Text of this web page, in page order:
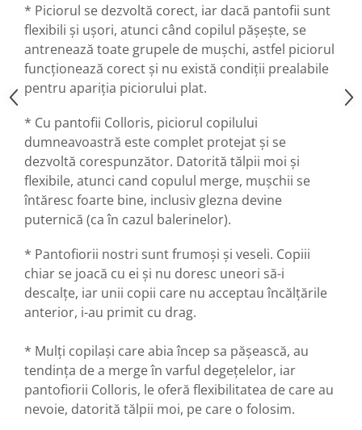
* Piciorul se dezvoltă corect, iar dacă pantofii sunt
flexibili și ușori, atunci când copilul pășește, se
antrenează toate grupele de mușchi, astfel piciorul
funcționează corect și nu există condiții prealabile
pentru apariția piciorului plat.
* Cu pantofii Colloris, piciorul copilului
dumneavoastră este complet protejat și se
dezvoltă corespunzător. Datorită tălpii moi și
flexibile, atunci cand copulul merge, mușchii se
întăresc foarte bine, inclusiv glezna devine
puternică (ca în cazul balerinelor).
* Pantofiorii nostri sunt frumoși și veseli. Copiii
chiar se joacă cu ei și nu doresc uneori să-i
descalțe, iar unii copii care nu acceptau încălțările
anterior, i-au primit cu drag.
* Mulți copilași care abia încep sa pășească, au
tendința de a merge în varful degețelelor, iar
pantofiorii Colloris, le oferă flexibilitatea de care au
nevoie, datorită tălpii moi, pe care o folosim.